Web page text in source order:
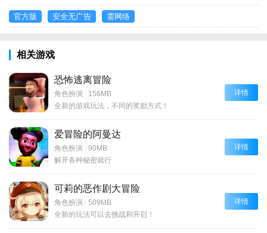
官方版 安全无广告 需网络
相关游戏
恐怖逃离冒险
角色扮演 | 156MB
全新的游戏玩法，不同的奖励方式！
详情
爱冒险的阿曼达
角色扮演 | 90MB
解开各种秘密就行
详情
可莉的恶作剧大冒险
角色扮演 | 509MB
全新的玩法可以去挑战和开启！
详情